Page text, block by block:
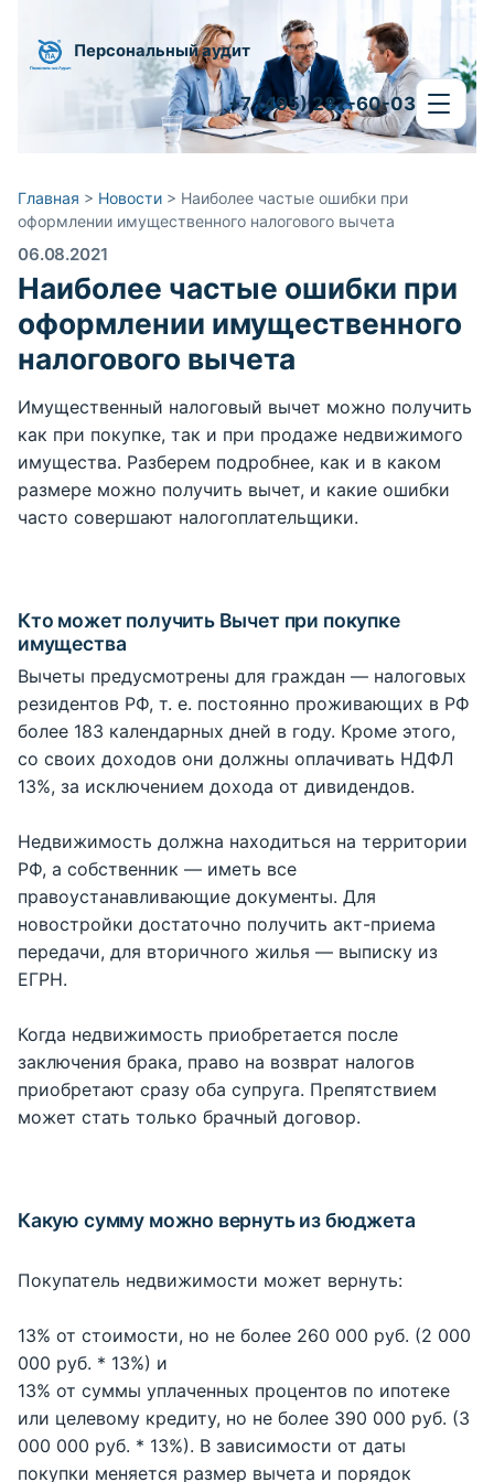
Персональный аудит
+7 (495) 287-60-03
Главная > Новости > Наиболее частые ошибки при
оформлении имущественного налогового вычета
06.08.2021
Наиболее частые ошибки при
оформлении имущественного
налогового вычета
Имущественный налоговый вычет можно получить
как при покупке, так и при продаже недвижимого
имущества. Разберем подробнее, как и в каком
размере можно получить вычет, и какие ошибки
часто совершают налогоплательщики.
Кто может получить Вычет при покупке
имущества
Вычеты предусмотрены для граждан — налоговых
резидентов РФ, т. е. постоянно проживающих в РФ
более 183 календарных дней в году. Кроме этого,
со своих доходов они должны оплачивать НДФЛ
13%, за исключением дохода от дивидендов.
Недвижимость должна находиться на территории
РФ, а собственник — иметь все
правоустанавливающие документы. Для
новостройки достаточно получить акт-приема
передачи, для вторичного жилья — выписку из
ЕГРН.
Когда недвижимость приобретается после
заключения брака, право на возврат налогов
приобретают сразу оба супруга. Препятствием
может стать только брачный договор.
Какую сумму можно вернуть из бюджета
Покупатель недвижимости может вернуть:
13% от стоимости, но не более 260 000 руб. (2 000
000 руб. * 13%) и
13% от суммы уплаченных процентов по ипотеке
или целевому кредиту, но не более 390 000 руб. (3
000 000 руб. * 13%). В зависимости от даты
покупки меняется размер вычета и порядок